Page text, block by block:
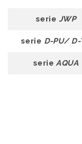
serie JWP
serie D-PU/ D-
serie AQUA